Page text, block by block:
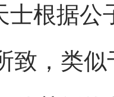
士根据公
致，类